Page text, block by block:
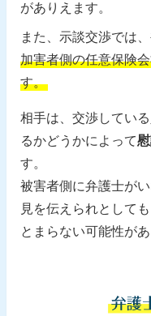
がありえます。
また、示談交渉では
加害者側の任意保険
す。
相手は、交渉してい
るかどうかによって
す。
被害者側に弁護士が
見を伝えられとして
とまらない可能性があ